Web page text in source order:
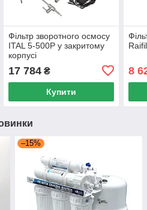
Фільтр зворотного осмосу
ITAL 5-500P у закритому
корпусі
17 784₴
Купити
8
–15%